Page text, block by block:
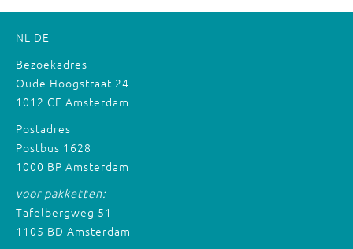
NL DE
Bezoekadres
Oude Hoogstraat 24
1012 CE Amsterdam
Postadres
Postbus 1628
1000 BP Amsterdam
voor pakketten:
Tafelbergweg 51
1105 BD Amsterdam